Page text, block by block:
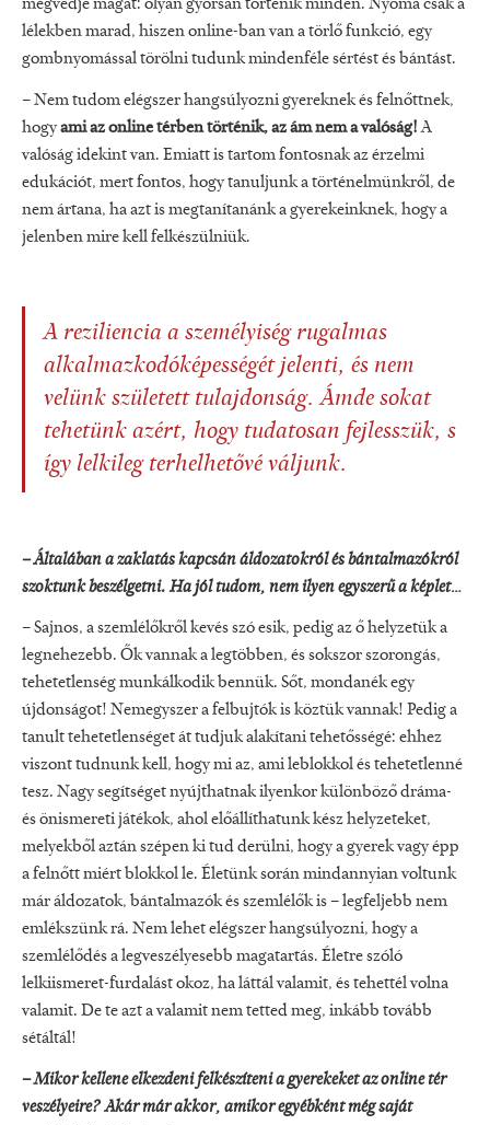
megvédje magát: olyan gyorsan történik minden. Nyoma csak a
lélekben marad, hiszen online-ban van a törlő funkció, egy
gombnyomással törölni tudunk mindenféle sértést és bántást.
– Nem tudom elégszer hangsúlyozni gyereknek és felnőttnek,
hogyami az online térben történik, az ám nem a valóság!A
valóság idekint van. Emiatt is tartom fontosnak az érzelmi
edukációt, mert fontos, hogy tanuljunk a történelmünkről, de
nem ártana, ha azt is megtanítanánk a gyerekeinknek, hogy a
jelenben mire kell felkészülniük.
A reziliencia a személyiség rugalmas
alkalmazkodóképességét jelenti, és nem
velünk született tulajdonság. Ámde sokat
tehetünk azért, hogy tudatosan fejlesszük, s
így lelkileg terhelhetővé váljunk.
– Általában a zaklatás kapcsán áldozatokról és bántalmazókról
szoktunk beszélgetni. Ha jól tudom, nem ilyen egyszerű a képlet…
– Sajnos, a szemlélőkről kevés szó esik, pedig az ő helyzetük a
legnehezebb. Ők vannak a legtöbben, és sokszor szorongás,
tehetetlenség munkálkodik bennük. Sőt, mondanék egy
újdonságot! Nemegyszer a felbujtók is köztük vannak! Pedig a
tanult tehetetlenséget át tudjuk alakítani tehetősségé: ehhez
viszont tudnunk kell, hogy mi az, ami leblokkol és tehetetlenné
tesz. Nagy segítséget nyújthatnak ilyenkor különböző dráma-
és önismereti játékok, ahol előállíthatunk kész helyzeteket,
melyekből aztán szépen ki tud derülni, hogy a gyerek vagy épp
a felnőtt miért blokkol le. Életünk során mindannyian voltunk
már áldozatok, bántalmazók és szemlélők is – legfeljebb nem
emlékszünk rá. Nem lehet elégszer hangsúlyozni, hogy a
szemlélődés a legveszélyesebb magatartás. Életre szóló
lelkiismeret-furdalást okoz, ha láttál valamit, és tehettél volna
valamit. De te azt a valamit nem tetted meg, inkább tovább
sétáltál!
–Mikor kellene elkezdeni felkészíteni a gyerekeket az online tér
veszélyeire? Akár már akkor, amikor egyébként még saját